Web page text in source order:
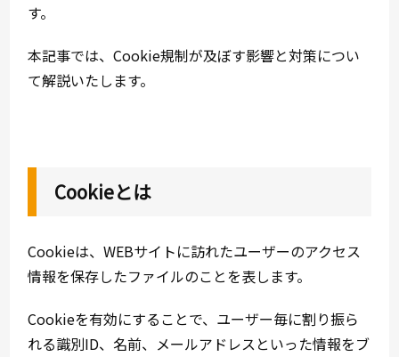
す。
本記事では、Cookie規制が及ぼす影響と対策につい
て解説いたします。
Cookieとは
Cookieは、WEBサイトに訪れたユーザーのアクセス
情報を保存したファイルのことを表します。
Cookieを有効にすることで、ユーザー毎に割り振ら
れる識別ID、名前、メールアドレスといった情報をブ